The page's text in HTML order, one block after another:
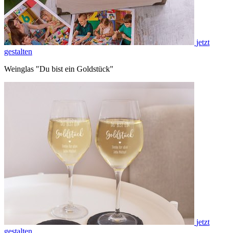
jetzt
gestalten
Weinglas "Du bist ein Goldstück"
jetzt
gestalten